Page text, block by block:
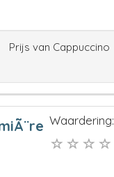
Prijs van Cappuccino
Waardering: